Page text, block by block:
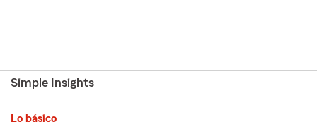
Simple Insights
Lo básico